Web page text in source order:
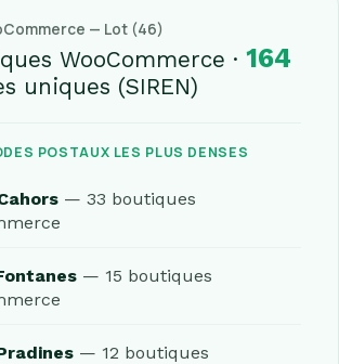
— Lot (46)
WooCommerce ·164
uniques (SIREN)
POSTAUX LES PLUS DENSES
— 33 boutiques
— 15 boutiques
— 12 boutiques